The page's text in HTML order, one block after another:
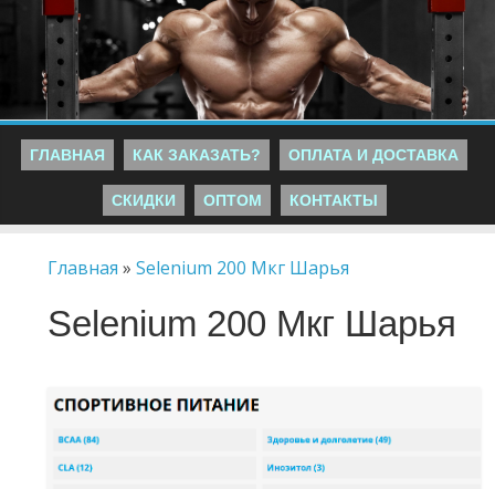
ГЛАВНАЯ КАК ЗАКАЗАТЬ? ОПЛАТА И ДОСТАВКА
СКИДКИ ОПТОМ КОНТАКТЫ
Главная »Selenium 200 Мкг Шарья
Selenium 200 Мкг Шарья